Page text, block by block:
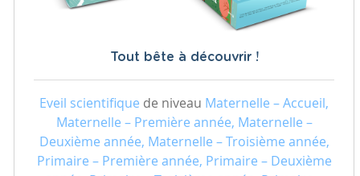
Tout bête à découvrir !
Eveil scientifique de niveau Maternelle – Accueil,
Maternelle – Première année, Maternelle –
Deuxième année, Maternelle – Troisième année,
Primaire – Première année, Primaire – Deuxième